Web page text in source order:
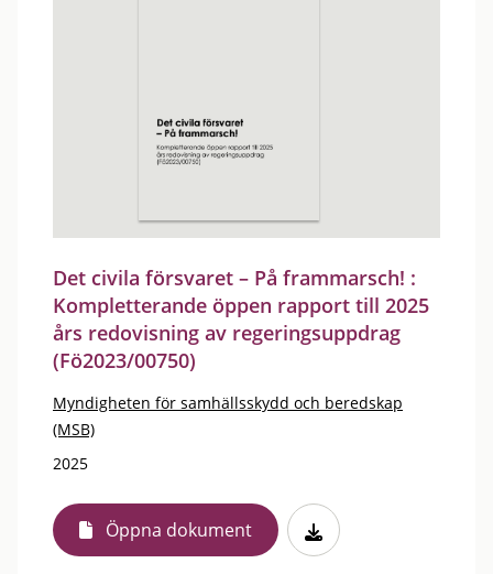
Det civila försvaret – På frammarsch! :
Kompletterande öppen rapport till 2025
års redovisning av regeringsuppdrag
(Fö2023/00750)
Myndigheten för samhällsskydd och beredskap
(MSB)
2025
Öppna dokument